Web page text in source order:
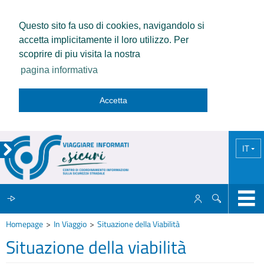
Questo sito fa uso di cookies, navigandolo si
accetta implicitamente il loro utilizzo. Per
scoprire di piu visita la nostra
pagina informativa
Accetta
IT
IL CCISS
Homepage In Viaggio Situazione della Viabilità
Situazione della viabilità